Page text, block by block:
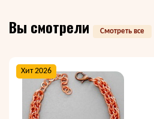
Вы смотрели Смотреть все
Хит 2026